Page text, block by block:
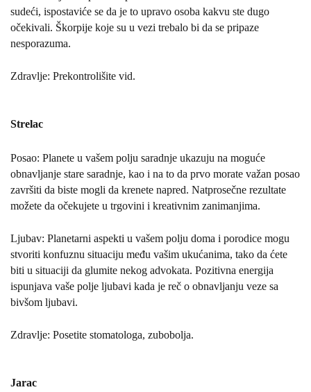
sudeći, ispostaviće se da je to upravo osoba kakvu ste dugo
očekivali. Škorpije koje su u vezi trebalo bi da se pripaze
nesporazuma.
Zdravlje: Prekontrolišite vid.
Strelac
Posao: Planete u vašem polju saradnje ukazuju na moguće
obnavljanje stare saradnje, kao i na to da prvo morate važan posao
završiti da biste mogli da krenete napred. Natprosečne rezultate
možete da očekujete u trgovini i kreativnim zanimanjima.
Ljubav: Planetarni aspekti u vašem polju doma i porodice mogu
stvoriti konfuznu situaciju među vašim ukućanima, tako da ćete
biti u situaciji da glumite nekog advokata. Pozitivna energija
ispunjava vaše polje ljubavi kada je reč o obnavljanju veze sa
bivšom ljubavi.
Zdravlje: Posetite stomatologa, zubobolja.
Jarac